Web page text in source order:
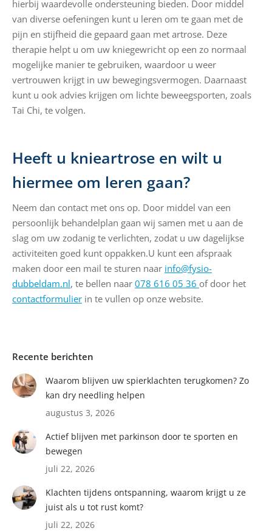
hierbij waardevolle ondersteuning bieden. Door middel
van diverse oefeningen kunt u leren om te gaan met de
pijn en stijfheid die gepaard gaan met artrose. Deze
therapie helpt u om uw kniegewricht op een zo normaal
mogelijke manier te gebruiken, waardoor u weer
vertrouwen krijgt in uw bewegingsvermogen. Daarnaast
kunt u ook advies krijgen om lichte beweegsporten, zoals
Tai Chi, te volgen.
Heeft u knieartrose en wilt u
hiermee om leren gaan?
Neem dan contact met ons op. Door middel van een
persoonlijk behandelplan gaan wij samen met u aan de
slag om uw zodanig te verlichten, zodat u uw dagelijkse
activiteiten goed kunt oppakken.U kunt een afspraak
maken door een mail te sturen naar info@fysio-
dubbeldam.nl, te bellen naar 078 616 05 36 of door het
contactformulier in te vullen op onze website.
Recente berichten
Waarom blijven uw spierklachten terugkomen? Zo
kan dry needling helpen
augustus 3, 2026
Actief blijven met parkinson door te sporten en
bewegen
juli 22, 2026
Klachten tijdens ontspanning, waarom krijgt u ze
juist als u tot rust komt?
juli 22, 2026